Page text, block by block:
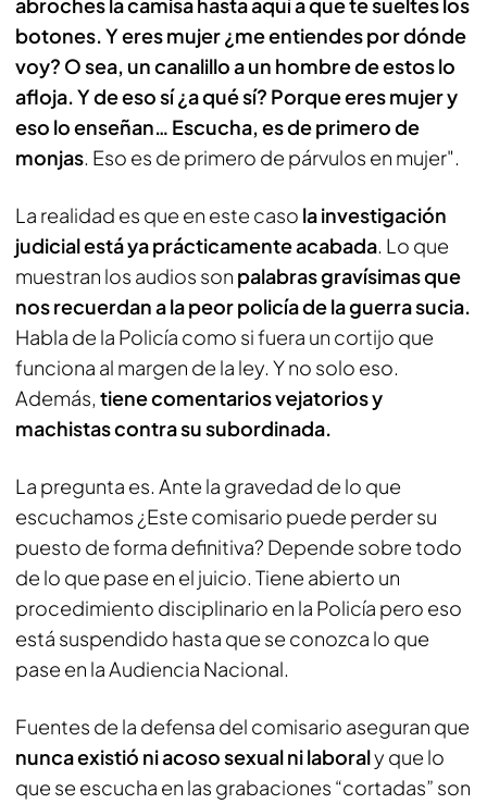
botones. Y eres mujer ¿me entiendes por dónde
voy? O sea, un canalillo a un hombre de estos lo
afloja. Y de eso sí ¿a qué sí? Porque eres mujer y
eso lo enseñan… Escucha, es de primero de
monjas. Eso es de primero de párvulos en mujer".
La realidad es que en este caso la investigación
judicial está ya prácticamente acabada. Lo que
muestran los audios son palabras gravísimas que
nos recuerdan a la peor policía de la guerra sucia.
Habla de la Policía como si fuera un cortijo que
funciona al margen de la ley. Y no solo eso.
Además, tiene comentarios vejatorios y
machistas contra su subordinada.
La pregunta es. Ante la gravedad de lo que
escuchamos ¿Este comisario puede perder su
puesto de forma definitiva? Depende sobre todo
de lo que pase en el juicio. Tiene abierto un
procedimiento disciplinario en la Policía pero eso
está suspendido hasta que se conozca lo que
pase en la Audiencia Nacional.
Fuentes de la defensa del comisario aseguran que
nunca existió ni acoso sexual ni laboraly que lo
que se escucha en las grabaciones “cortadas” son